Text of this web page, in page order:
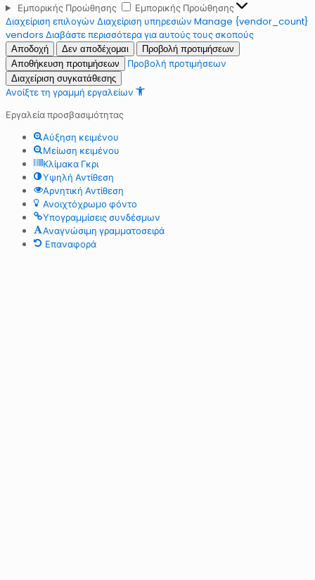
Εμπορικής Προώθησης
Εμπορικής Προώθησης
Διαχείριση επιλογών Διαχείριση υπηρεσιών Manage {vendor_count}
vendors Διαβάστε περισσότερα για αυτούς τους σκοπούς
Αποδοχή Δεν αποδέχομαι
Προβολή προτιμήσεων
Αποθήκευση προτιμήσεων
Προβολή προτιμήσεων
Διαχείριση συγκατάθεσης
Ανοίξτε τη γραμμή εργαλείων
Εργαλεία προσβασιμότητας
Αύξηση κειμένου
Μείωση κειμένου
Κλίμακα Γκρι
Υψηλή Αντίθεση
Αρνητική Αντίθεση
Ανοιχτόχρωμο φόντο
Υπογραμμίσεις συνδέσμων
Αναγνώσιμη γραμματοσειρά
Επαναφορά